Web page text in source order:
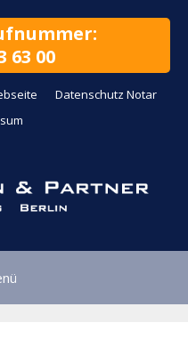
63 00
Datenschutz Notar